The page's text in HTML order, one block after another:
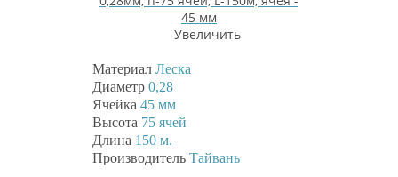
Увеличить
Материал Леска
Диаметр 0,28
Ячейка 45 мм
Высота 75 ячей
Длина 150 м.
Производитель Тайвань